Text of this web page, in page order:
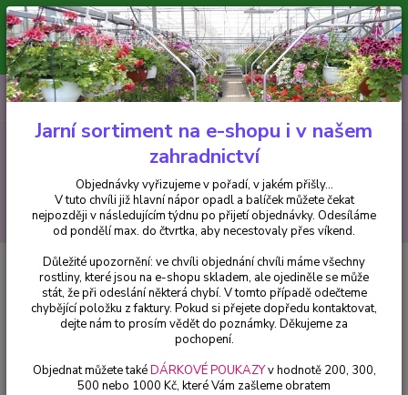
Minimální hodnota pro odeslání z e-shopu je 300 Kč.
V tuto chvíli již hlavní nápor objednávek opadl a balíček můžete čekat
nejpozději v následujícím týdnu po přijetí objednávky. Objednávky
vyřizujeme v pořadí, v jakém přišly...
CZK
Hledat
+420 602 223 614 0ks
za0 Kč
Fuchsie Toci Fuchsie - cena za kus v 3-kusovém balení
Toci Fuchsie - cena za kus v 3-
kusovém balení
Jarní sortiment na e-shopu i v našem
zahradnictví
Objednávky vyřizujeme v pořadí, v jakém přišly...
V tuto chvíli již hlavní nápor opadl a balíček můžete čekat
nejpozději v následujícím týdnu po přijetí objednávky. Odesíláme
od pondělí max. do čtvrtka, aby necestovaly přes víkend.
Důležité upozornění: ve chvíli objednání chvíli máme všechny
rostliny, které jsou na e-shopu skladem, ale ojediněle se může
stát, že při odeslání některá chybí. V tomto případě odečteme
chybějící položku z faktury. Pokud si přejete dopředu kontaktovat,
dejte nám to prosím vědět do poznámky. Děkujeme za
pochopení.
Objednat můžete takéDÁRKOVÉ POUKAZYv hodnotě 200, 300,
500 nebo 1000 Kč, které Vám zašleme obratem